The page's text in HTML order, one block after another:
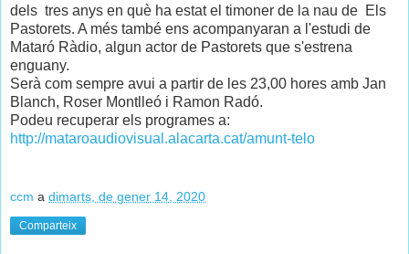
dels tres anys en què ha estat el timoner de la nau de Els
Pastorets. A més també ens acompanyaran a l'estudi de
Mataró Ràdio, algun actor de Pastorets que s'estrena
enguany.
Serà com sempre avui a partir de les 23,00 hores amb Jan
Blanch, Roser Montlleó i Ramon Radó.
Podeu recuperar els programes a:
http://mataroaudiovisual.alacarta.cat/amunt-telo
ccm a dimarts, de gener 14, 2020
Comparteix